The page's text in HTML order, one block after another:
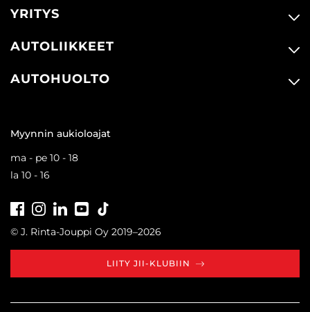
YRITYS
AUTOLIIKKEET
AUTOHUOLTO
Myynnin aukioloajat
ma - pe 10 - 18
la 10 - 16
FacebookInstagramLinkedInYoutube
© J. Rinta-Jouppi Oy 2019–2026
LIITY JII-KLUBIIN